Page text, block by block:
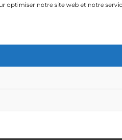
optimiser notre site web et notre